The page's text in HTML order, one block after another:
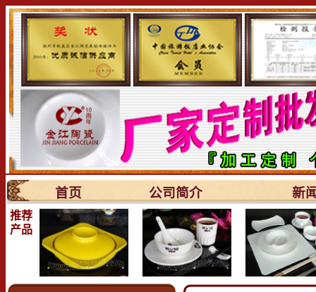
首页 公司简介 新
推荐
产品